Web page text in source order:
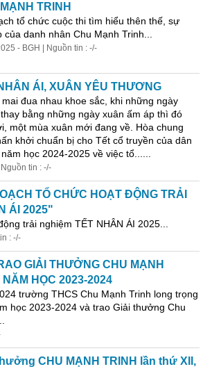
TRINH
tổ chức cuộc thi tìm hiểu thên thế, sự
của danh nhân Chu Mạnh Trinh...
- BGH | Nguồn tin : -/-
ÁI, XUÂN YÊU THƯƠNG
đua nhau khoe sắc, khi những ngày
bằng những ngày xuân ấm áp thì đó
một mùa xuân mới đang về. Hòa chung
khởi chuẩn bị cho Tết cổ truyền của dân
học 2024-2025 về việc tổ......
tin : -/-
TỔ CHỨC HOẠT ĐỘNG TRẢI
ÁI 2025"
trải nghiệm TẾT NHÂN ÁI 2025...
: -/-
GIẢI THƯỞNG CHU MẠNH
HỌC 2023-2024
trường THCS Chu Mạnh Trinh long trọng
học 2023-2024 và trao Giải thưởng Chu
CHU MẠNH TRINH lần thứ XII,